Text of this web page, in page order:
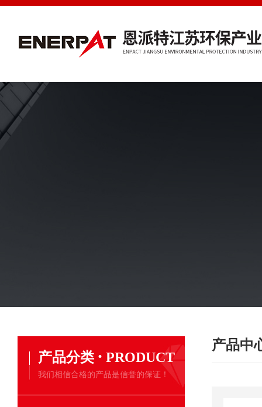
产品分类 · PRODUCT
我们相信合格的产品是信誉的保证！
产品中